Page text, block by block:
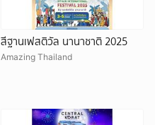
สีฐานเฟสติวัล นานาชาติ 2025
Amazing Thailand